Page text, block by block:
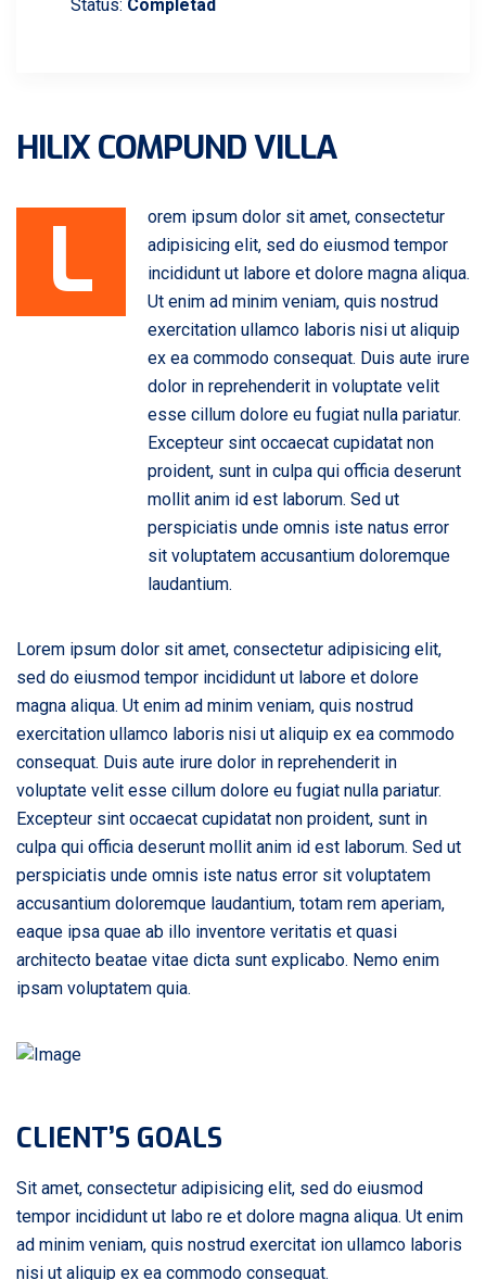
Status: Completad
HILIX COMPUND VILLA
L
orem ipsum dolor sit amet, consectetur
adipisicing elit, sed do eiusmod tempor
incididunt ut labore et dolore magna aliqua.
Ut enim ad minim veniam, quis nostrud
exercitation ullamco laboris nisi ut aliquip
ex ea commodo consequat. Duis aute irure
dolor in reprehenderit in voluptate velit
esse cillum dolore eu fugiat nulla pariatur.
Excepteur sint occaecat cupidatat non
proident, sunt in culpa qui officia deserunt
mollit anim id est laborum. Sed ut
perspiciatis unde omnis iste natus error
sit voluptatem accusantium doloremque
laudantium.
Lorem ipsum dolor sit amet, consectetur adipisicing elit,
sed do eiusmod tempor incididunt ut labore et dolore
magna aliqua. Ut enim ad minim veniam, quis nostrud
exercitation ullamco laboris nisi ut aliquip ex ea commodo
consequat. Duis aute irure dolor in reprehenderit in
voluptate velit esse cillum dolore eu fugiat nulla pariatur.
Excepteur sint occaecat cupidatat non proident, sunt in
culpa qui officia deserunt mollit anim id est laborum. Sed ut
perspiciatis unde omnis iste natus error sit voluptatem
accusantium doloremque laudantium, totam rem aperiam,
eaque ipsa quae ab illo inventore veritatis et quasi
architecto beatae vitae dicta sunt explicabo. Nemo enim
ipsam voluptatem quia.
CLIENT’S GOALS
Sit amet, consectetur adipisicing elit, sed do eiusmod
tempor incididunt ut labo re et dolore magna aliqua. Ut enim
ad minim veniam, quis nostrud exercitat ion ullamco laboris
nisi ut aliquip ex ea commodo consequat.